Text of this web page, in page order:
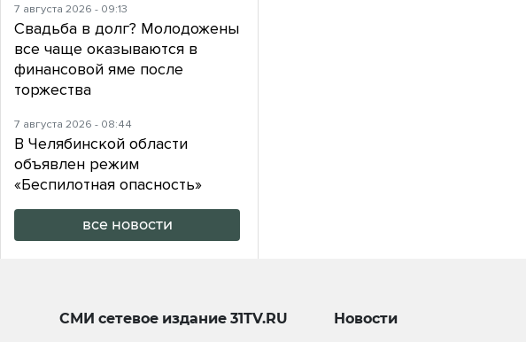
7 августа 2026 - 09:13
Свадьба в долг? Молодожены
все чаще оказываются в
финансовой яме после
торжества
7 августа 2026 - 08:44
В Челябинской области
объявлен режим
«Беспилотная опасность»
все новости
СМИ сетевое издание31TV.RU Новости